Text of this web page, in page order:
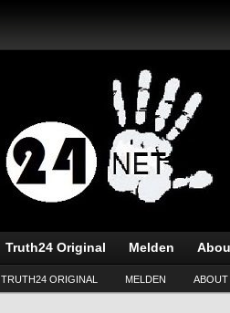
Truth24 Original Melden
TRUTH24 ORIGINAL MELDEN ABOUT